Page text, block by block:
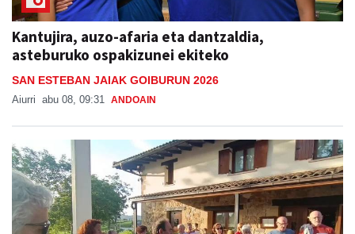
Kantujira, auzo-afaria eta dantzaldia,
asteburuko ospakizunei ekiteko
SAN ESTEBAN JAIAK GOIBURUN 2026
Aiurri abu 08, 09:31 ANDOAIN